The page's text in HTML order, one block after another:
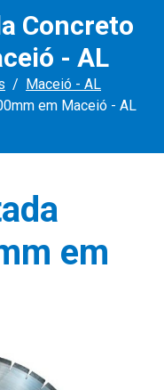
Concreto
- AL
Maceió - AL
em Maceió - AL
em